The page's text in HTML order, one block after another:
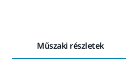
Műszaki részletek